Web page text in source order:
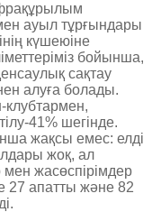
мен ауыл тұрғындары
күшеюіне
бойынша,
сақтау
алуға болады.
41% шегінде.
жақсы емес: елді
жоқ, ал
жасөспірімдер
27 апатты және 82